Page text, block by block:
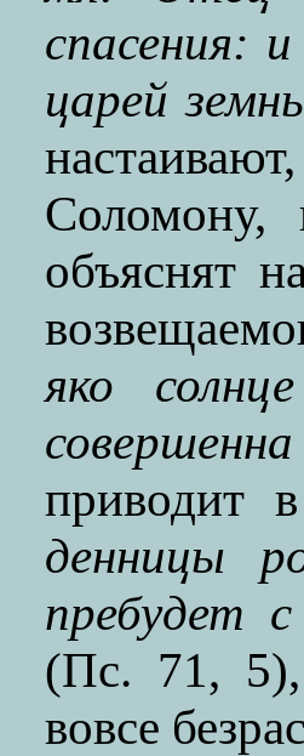
спасения:
царей
Соломону,
объяснят
яко
приводит
денницы
пребудет
(Пс. 71,
вовсе